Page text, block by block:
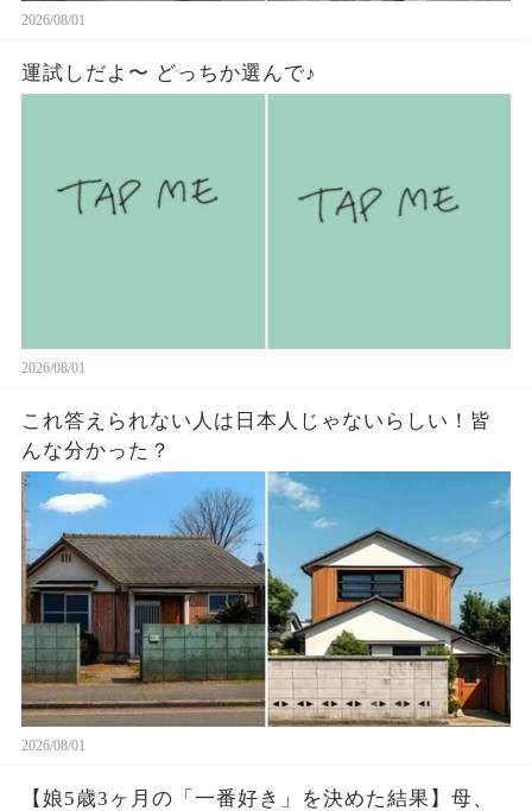
2026/08/01
運試しだよ〜 どっちか選んで♪
2026/08/01
これ答えられない人は日本人じゃないらしい￼！皆
んな分かった？
2026/08/01
【娘5歳3ヶ月の「一番好き」を決めた結果】母、